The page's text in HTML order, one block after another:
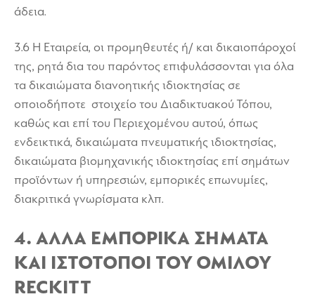
άδεια.
3.6 Η Εταιρεία, οι προμηθευτές ή/ και δικαιοπάροχοί
της, ρητά δια του παρόντος επιφυλάσσονται για όλα
τα δικαιώματα διανοητικής ιδιοκτησίας σε
οποιοδήποτε στοιχείο του Διαδικτυακού Τόπου,
καθώς και επί του Περιεχομένου αυτού, όπως
ενδεικτικά, δικαιώματα πνευματικής ιδιοκτησίας,
δικαιώματα βιομηχανικής ιδιοκτησίας επί σημάτων
προϊόντων ή υπηρεσιών, εμπορικές επωνυμίες,
διακριτικά γνωρίσματα κλπ.
4. ΆΛΛΑ ΕΜΠΟΡΙΚΑ ΣΗΜΑΤΑ
ΚΑΙ ΙΣΤΟΤΟΠΟΙ ΤΟΥ ΟΜΙΛΟΥ
RECKITT